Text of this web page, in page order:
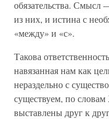
обязательства. Смысл
из них, и истина с
«между» и «с».
Такова
навязанная нам как
нераздельно с
существуем, по
выставлены друг к